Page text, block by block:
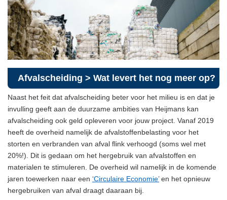
Afvalscheiding > Wat levert het nog meer op?
Naast het feit dat afvalscheiding beter voor het milieu is en dat je
invulling geeft aan de duurzame ambities van Heijmans kan
afvalscheiding ook geld opleveren voor jouw project. Vanaf 2019
heeft de overheid namelijk de afvalstoffenbelasting voor het
storten en verbranden van afval flink verhoogd (soms wel met
20%!). Dit is gedaan om het hergebruik van afvalstoffen en
materialen te stimuleren. De overheid wil namelijk in de komende
jaren toewerken naar een ‘Circulaire Economie’en het opnieuw
hergebruiken van afval draagt daaraan bij.